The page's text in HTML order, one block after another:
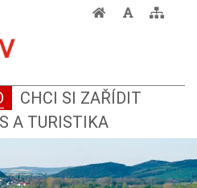
CHCI SI ZAŘÍDIT
A TURISTIKA